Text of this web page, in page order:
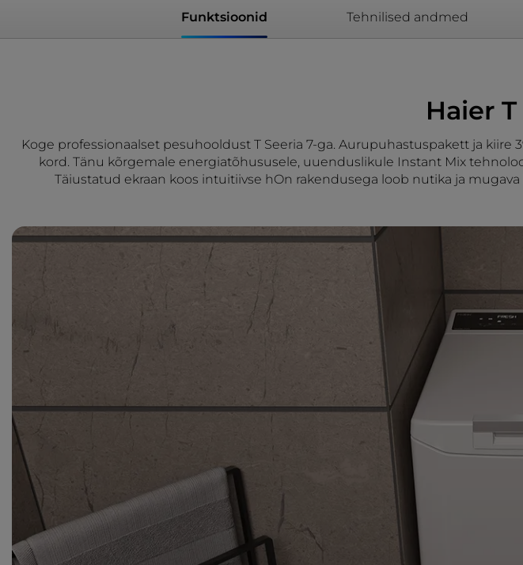
Funktsioonid Tehnilised andmed
Haier
Koge professionaalset pesuhooldust T Seeria 7-ga. Aurupuhastuspakett ja
kord. Tänu kõrgemale energiatõhususele, uuenduslikule Instant Mix
Täiustatud ekraan koos intuitiivse hOn rakendusega loob nutika ja